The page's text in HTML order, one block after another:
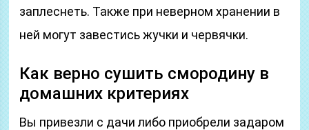
заплеснеть. Также при неверном хранении в
ней могут завестись жучки и червячки.
Как верно сушить смородину в
домашних критериях
Вы привезли с дачи либо приобрели задаром